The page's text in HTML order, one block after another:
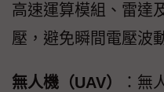
高速運算模組、雷達
壓，避免瞬間電壓波
無人機（UAV）
：無